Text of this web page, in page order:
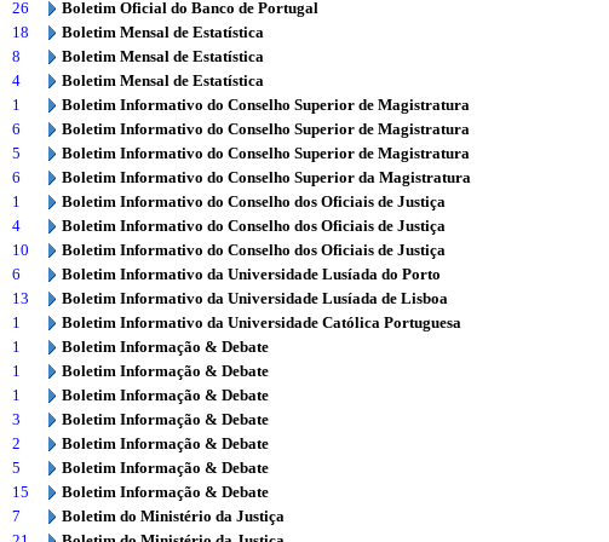
26
Boletim Oficial do Banco de Portugal
18
Boletim Mensal de Estatística
8
Boletim Mensal de Estatística
4
Boletim Mensal de Estatística
1
Boletim Informativo do Conselho Superior de Magistratura
6
Boletim Informativo do Conselho Superior de Magistratura
5
Boletim Informativo do Conselho Superior de Magistratura
6
Boletim Informativo do Conselho Superior da Magistratura
1
Boletim Informativo do Conselho dos Oficiais de Justiça
4
Boletim Informativo do Conselho dos Oficiais de Justiça
10
Boletim Informativo do Conselho dos Oficiais de Justiça
6
Boletim Informativo da Universidade Lusíada do Porto
13
Boletim Informativo da Universidade Lusíada de Lisboa
1
Boletim Informativo da Universidade Católica Portuguesa
1
Boletim Informação & Debate
1
Boletim Informação & Debate
1
Boletim Informação & Debate
3
Boletim Informação & Debate
2
Boletim Informação & Debate
5
Boletim Informação & Debate
15
Boletim Informação & Debate
7
Boletim do Ministério da Justiça